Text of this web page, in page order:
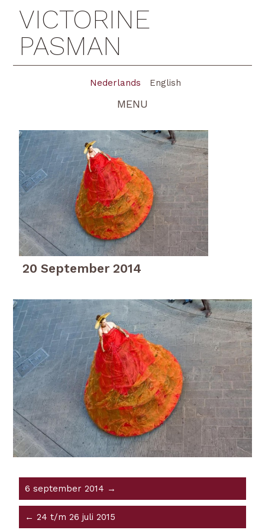
VICTORINE
PASMAN
Nederlands English
MENU
20 September 2014
6 september 2014 →
← 24 t/m 26 juli 2015